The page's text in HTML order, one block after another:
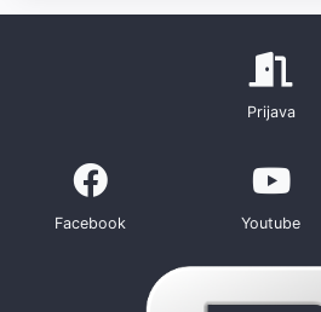
Prijava
Facebook Youtube